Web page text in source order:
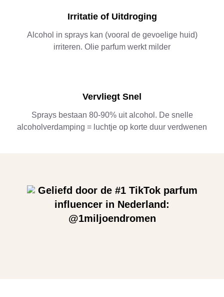
Irritatie of Uitdroging
Alcohol in sprays kan (vooral de gevoelige huid)
irriteren. Olie parfum werkt milder
Vervliegt Snel
Sprays bestaan 80-90% uit alcohol. De snelle
alcoholverdamping = luchtje op korte duur verdwenen
Geliefd door de #1 TikTok parfum
influencer in Nederland:
@1miljoendromen